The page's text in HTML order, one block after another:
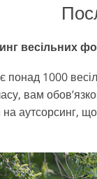
весільних
понад 1000
вам
аутсорсинг,